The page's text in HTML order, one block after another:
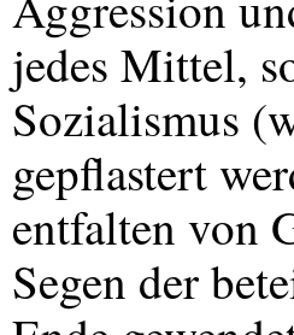
jedes Mittel,
Sozialismus
gepflastert
entfalten von
Segen der